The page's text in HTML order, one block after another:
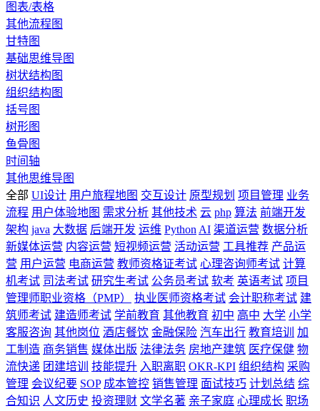
图表/表格
其他流程图
甘特图
基础思维导图
树状结构图
组织结构图
括号图
树形图
鱼骨图
时间轴
其他思维导图
全部 UI设计 用户旅程地图 交互设计 原型规划 项目管理 业务
流程 用户体验地图 需求分析 其他技术 云 php 算法 前端开发
架构 java 大数据 后端开发 运维 Python AI 渠道运营 数据分析
新媒体运营 内容运营 短视频运营 活动运营 工具推荐 产品运
营 用户运营 电商运营 教师资格证考试 心理咨询师考试 计算
机考试 司法考试 研究生考试 公务员考试 软考 英语考试 项目
管理师职业资格（PMP）
执业医师资格考试 会计职称考试 建
筑师考试 建造师考试 学前教育 其他教育 初中 高中 大学 小学
客服咨询 其他岗位 酒店餐饮 金融保险 汽车出行 教育培训
加
工制造 商务销售 媒体出版 法律法务 房地产建筑 医疗保健 物
流快递 团建培训 技能提升 入职离职 OKR-KPI 组织结构 采购
管理 会议纪要 SOP 成本管控 销售管理 面试技巧 计划总结 综
合知识 人文历史 投资理财 文学名著 亲子家庭 心理成长 职场